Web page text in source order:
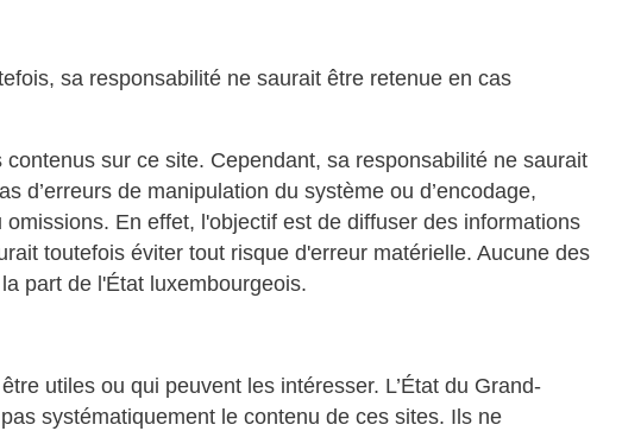
sa responsabilité ne saurait être retenue en cas
sur ce site. Cependant, sa responsabilité ne saurait
d’erreurs de manipulation du système ou d’encodage,
En effet, l'objectif est de diffuser des informations
toutefois éviter tout risque d'erreur matérielle. Aucune des
part de l'État luxembourgeois.
utiles ou qui peuvent les intéresser. L’État du Grand-
systématiquement le contenu de ces sites. Ils ne